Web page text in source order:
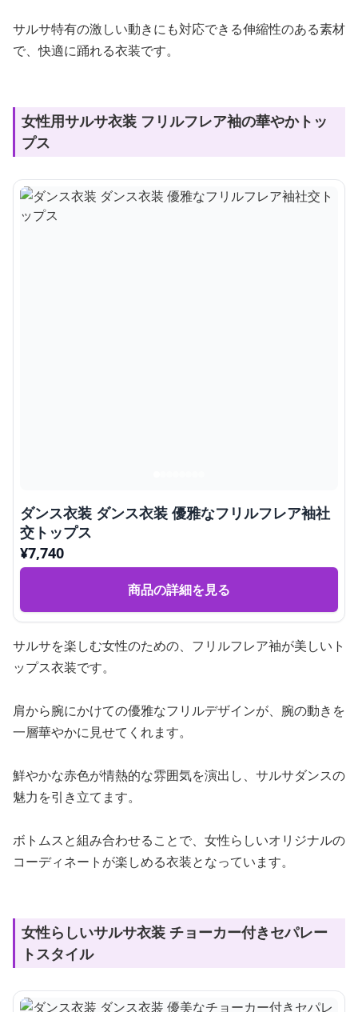
サルサ特有の激しい動きにも対応できる伸縮性のある素材
で、快適に踊れる衣装です。
女性用サルサ衣装 フリルフレア袖の華やかトッ
プス
ダンス衣装 ダンス衣装 優雅なフリルフレア袖社
交トップス
¥7,740
商品の詳細を見る
サルサを楽しむ女性のための、フリルフレア袖が美しいト
ップス衣装です。
肩から腕にかけての優雅なフリルデザインが、腕の動きを
一層華やかに見せてくれます。
鮮やかな赤色が情熱的な雰囲気を演出し、サルサダンスの
魅力を引き立てます。
ボトムスと組み合わせることで、女性らしいオリジナルの
コーディネートが楽しめる衣装となっています。
女性らしいサルサ衣装 チョーカー付きセパレー
トスタイル